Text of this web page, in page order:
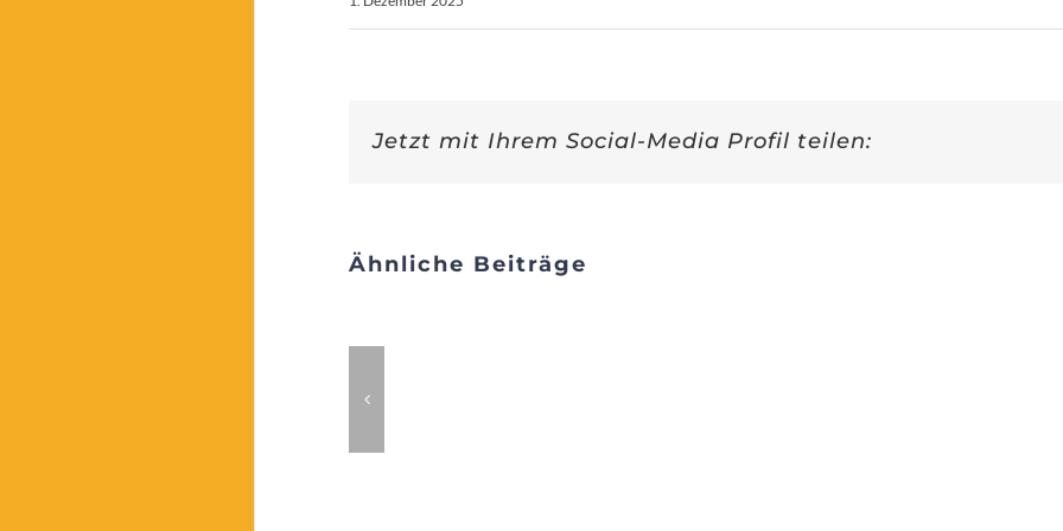
Jetzt mit Ihrem Social-Media Profil teilen:
Ähnliche Beiträge